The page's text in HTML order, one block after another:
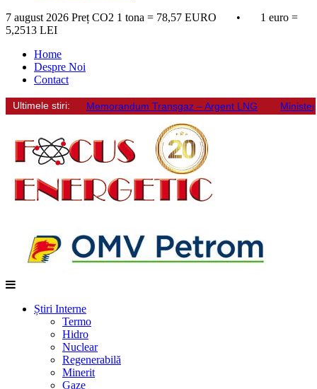
7 august 2026 Preț CO2 1 tona = 78,57 EURO • 1 euro =
5,2513 LEI
Home
Despre Noi
Contact
Ultimele stiri: Memorandum Transgaz – Argent LNG
Știri Interne
Termo
Hidro
Nuclear
Regenerabilă
Minerit
Gaze